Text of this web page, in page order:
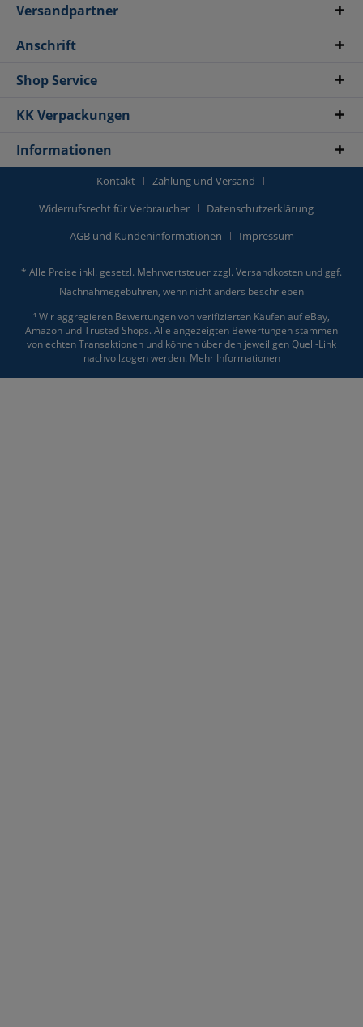
Versandpartner
Anschrift
Shop Service
KK Verpackungen
Informationen
Kontakt
Zahlung und Versand
Widerrufsrecht für Verbraucher
Datenschutzerklärung
AGB und Kundeninformationen
Impressum
* Alle Preise inkl. gesetzl. Mehrwertsteuer zzgl. Versandkosten und ggf.
Nachnahmegebühren, wenn nicht anders beschrieben
¹ Wir aggregieren Bewertungen von verifizierten Käufen auf eBay,
Amazon und Trusted Shops. Alle angezeigten Bewertungen stammen
von echten Transaktionen und können über den jeweiligen Quell-Link
nachvollzogen werden. Mehr Informationen